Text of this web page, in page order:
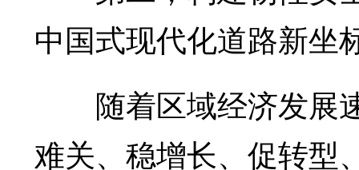
中国式现代化道路新坐
随着区域经济发展速
难关、稳增长、促转型